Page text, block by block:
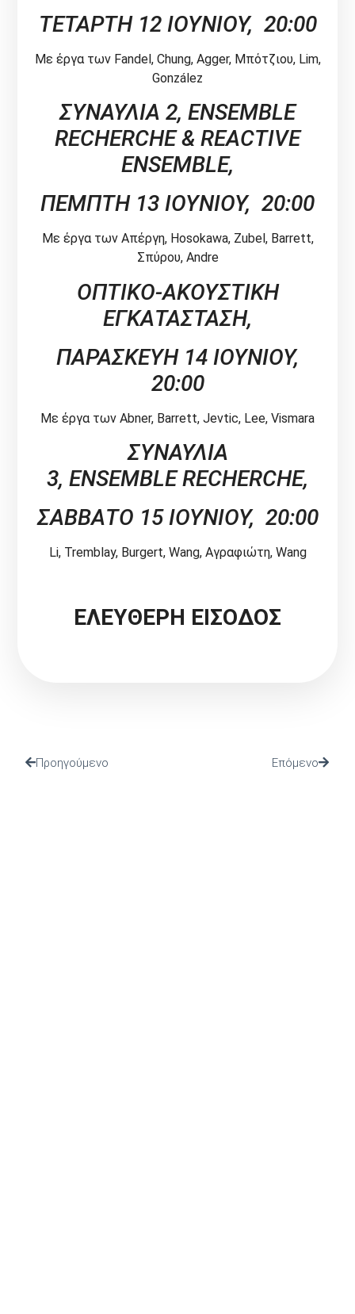
ΤΕΤΑΡΤΗ 12 ΙΟΥΝΙΟΥ, 20:00
Με έργα των Fandel, Chung, Agger, Μπότζιου, Lim,
González
ΣΥΝΑΥΛΙΑ 2, ENSEMBLE
RECHERCHE & REACTIVE
ENSEMBLE,
ΠΕΜΠΤΗ13 ΙΟΥΝΙΟΥ, 20:00
Με έργα των Απέργη, Hosokawa, Zubel, Barrett,
Σπύρου, Andre
ΟΠΤΙΚΟ-ΑΚΟΥΣΤΙΚΗ
ΕΓΚΑΤΑΣΤΑΣΗ,
ΠΑΡΑΣΚΕΥΗ 14 ΙΟΥΝΙΟΥ,
20:00
Με έργα των Abner, Barrett, Jevtic, Lee, Vismara
ΣΥΝΑΥΛΙΑ
3, ENSEMBLE RECHERCHE,
ΣΑΒΒΑΤΟ 15 ΙΟΥΝΙΟΥ, 20:00
Li, Tremblay, Burgert, Wang, Αγραφιώτη, Wang
ΕΛΕΥΘΕΡΗ ΕΙΣΟΔΟΣ
Προηγούμενο Επόμενο